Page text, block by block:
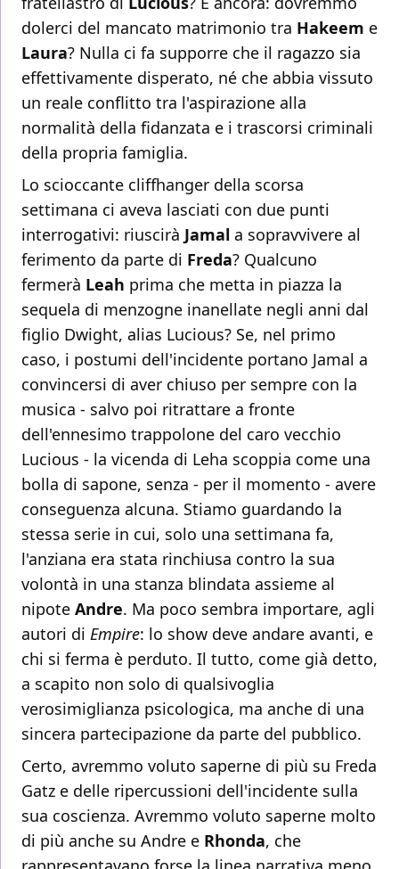
dolerci del mancato matrimonio tra Hakeem e
Laura? Nulla ci fa supporre che il ragazzo sia
effettivamente disperato, né che abbia vissuto
un reale conflitto tra l'aspirazione alla
normalità della fidanzata e i trascorsi criminali
della propria famiglia.
Lo scioccante cliffhanger della scorsa
settimana ci aveva lasciati con due punti
interrogativi: riuscirà Jamal a sopravvivere al
ferimento da parte di Freda? Qualcuno
fermerà Leah prima che metta in piazza la
sequela di menzogne inanellate negli anni dal
figlio Dwight, alias Lucious? Se, nel primo
caso, i postumi dell'incidente portano Jamal a
convincersi di aver chiuso per sempre con la
musica - salvo poi ritrattare a fronte
dell'ennesimo trappolone del caro vecchio
Lucious - la vicenda di Leha scoppia come una
bolla di sapone, senza - per il momento - avere
conseguenza alcuna. Stiamo guardando la
stessa serie in cui, solo una settimana fa,
l'anziana era stata rinchiusa contro la sua
volontà in una stanza blindata assieme al
nipote Andre. Ma poco sembra importare, agli
autori di Empire: lo show deve andare avanti, e
chi si ferma è perduto. Il tutto, come già detto,
a scapito non solo di qualsivoglia
verosimiglianza psicologica, ma anche di una
sincera partecipazione da parte del pubblico.
Certo, avremmo voluto saperne di più su Freda
Gatz e delle ripercussioni dell'incidente sulla
sua coscienza. Avremmo voluto saperne molto
di più anche su Andre e Rhonda, che